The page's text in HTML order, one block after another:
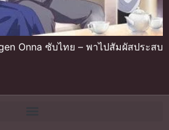
Onna ซับไทย – พาไปสัมผัสประสบ